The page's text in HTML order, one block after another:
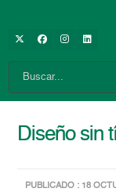
Diseño sin
PUBLICADO : 18